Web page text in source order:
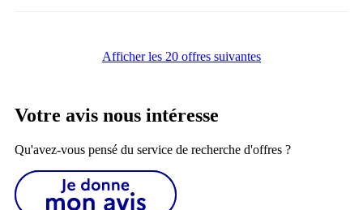
Afficher les 20 offres suivantes
Votre avis nous intéresse
Qu'avez-vous pensé du service de recherche d'offres ?